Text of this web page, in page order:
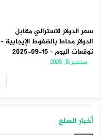
سعر الدولار الاسترالي مقابل
الدولار محاط بالضغوط الإيجابية –
توقعات اليوم – 15-09-2025
سبتمبر 15, 2025
أخبار السلع